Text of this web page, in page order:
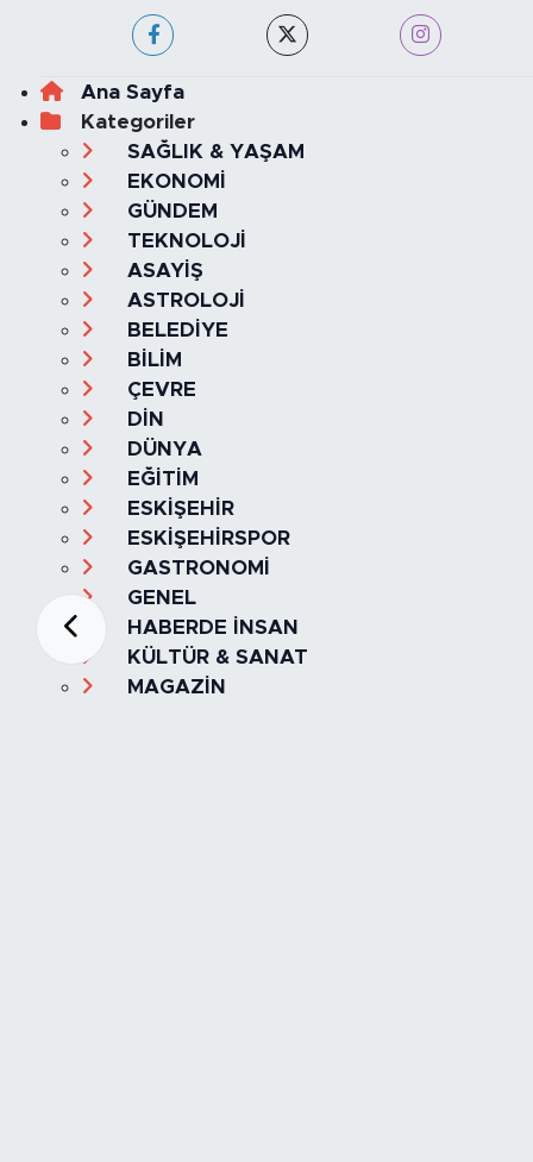
Ana Sayfa
Kategoriler
SAĞLIK & YAŞAM
EKONOMİ
GÜNDEM
TEKNOLOJİ
ASAYİŞ
ASTROLOJİ
BELEDİYE
BİLİM
ÇEVRE
DİN
DÜNYA
EĞİTİM
ESKİŞEHİR
ESKİŞEHİRSPOR
GASTRONOMİ
GENEL
HABERDE İNSAN
KÜLTÜR & SANAT
MAGAZİN